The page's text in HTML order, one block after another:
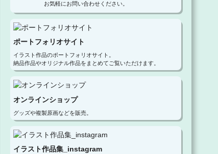
お気軽にお問い合わせください。
ポートフォリオサイト
イラスト作品のポートフォリオサイト。
納品作品やオリジナル作品をまとめてご覧いただけます。
オンラインショップ
グッズや複製原画などを販売。
イラスト作品集_instagram